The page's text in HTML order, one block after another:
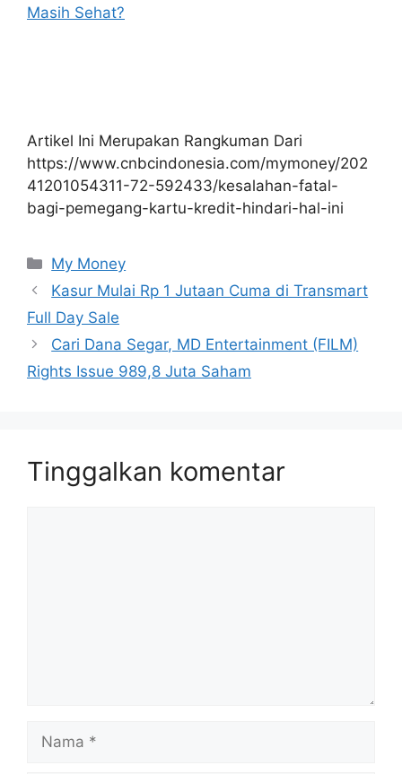
Masih Sehat?
Artikel Ini Merupakan Rangkuman Dari
https://www.cnbcindonesia.com/mymoney/202
41201054311-72-592433/kesalahan-fatal-
bagi-pemegang-kartu-kredit-hindari-hal-ini
Kategori
My Money
Kasur Mulai Rp 1 Jutaan Cuma di Transmart
Full Day Sale
Cari Dana Segar, MD Entertainment (FILM)
Rights Issue 989,8 Juta Saham
Tinggalkan komentar
Nama